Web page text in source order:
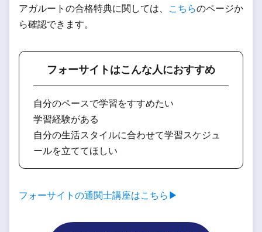
アガルートの合格特典に関しては、 こちらのページか
ら確認できます。
フォーサイトはこんな人におすすめ
自分のペースで学習をすすめたい
学習経験がある
自分の生活スタイルに合わせて学習スケジュ
ールを立ててほしい
フォーサイトの通関士講座はこちら▶